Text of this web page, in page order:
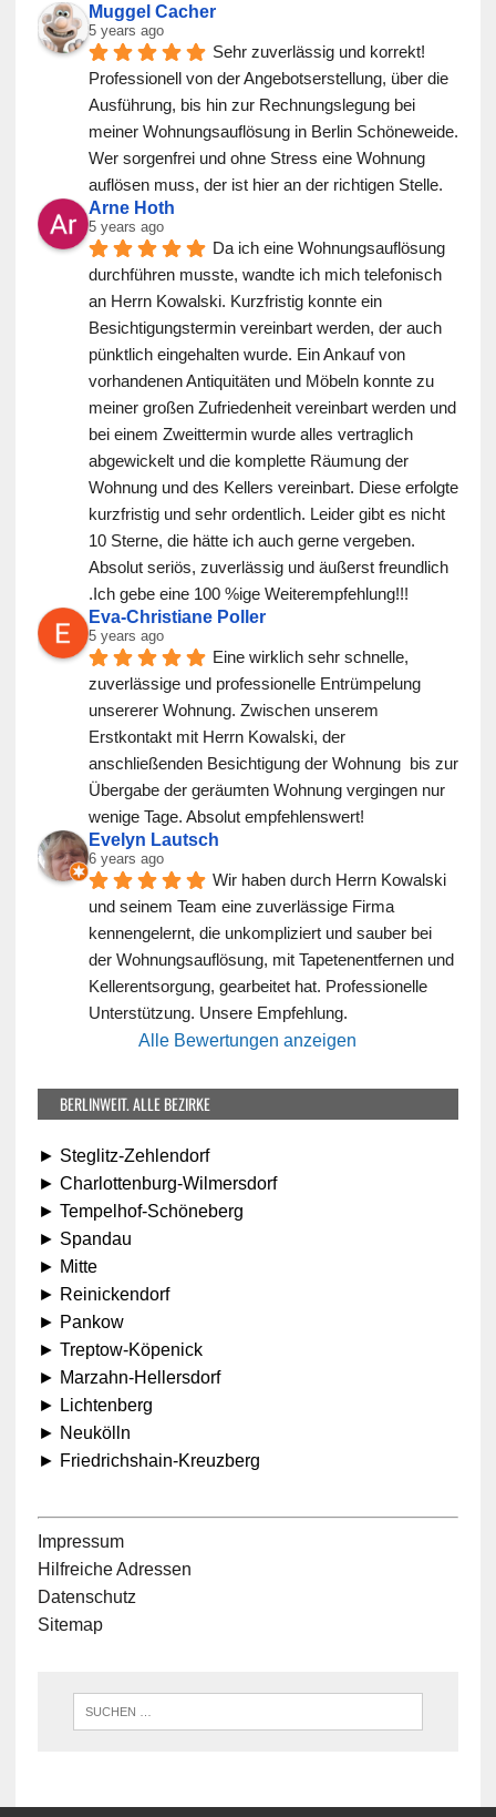
Muggel Cacher
5 years ago
Sehr zuverlässig und korrekt!
Professionell von der Angebotserstellung, über die
Ausführung, bis hin zur Rechnungslegung bei
meiner Wohnungsauflösung in Berlin Schöneweide.
Wer sorgenfrei und ohne Stress eine Wohnung
auflösen muss, der ist hier an der richtigen Stelle.
Arne Hoth
5 years ago
Da ich eine Wohnungsauflösung
durchführen musste, wandte ich mich telefonisch
an Herrn Kowalski. Kurzfristig konnte ein
Besichtigungstermin vereinbart werden, der auch
pünktlich eingehalten wurde. Ein Ankauf von
vorhandenen Antiquitäten und Möbeln konnte zu
meiner großen Zufriedenheit vereinbart werden und
bei einem Zweittermin wurde alles vertraglich
abgewickelt und die komplette Räumung der
Wohnung und des Kellers vereinbart. Diese erfolgte
kurzfristig und sehr ordentlich. Leider gibt es nicht
10 Sterne, die hätte ich auch gerne vergeben.
Absolut seriös, zuverlässig und äußerst freundlich
.Ich gebe eine 100 %ige Weiterempfehlung!!!
Eva-Christiane Poller
5 years ago
Eine wirklich sehr schnelle,
zuverlässige und professionelle Entrümpelung
unsererer Wohnung. Zwischen unserem
Erstkontakt mit Herrn Kowalski, der
anschließenden Besichtigung der Wohnung  bis zur
Übergabe der geräumten Wohnung vergingen nur
wenige Tage. Absolut empfehlenswert!
Evelyn Lautsch
6 years ago
Wir haben durch Herrn Kowalski
und seinem Team eine zuverlässige Firma
kennengelernt, die unkompliziert und sauber bei
der Wohnungsauflösung, mit Tapetenentfernen und
Kellerentsorgung, gearbeitet hat. Professionelle
Unterstützung. Unsere Empfehlung.
Alle Bewertungen anzeigen
BERLINWEIT. ALLE BEZIRKE
► Steglitz-Zehlendorf
► Charlottenburg-Wilmersdorf
► Tempelhof-Schöneberg
► Spandau
► Mitte
► Reinickendorf
► Pankow
► Treptow-Köpenick
► Marzahn-Hellersdorf
► Lichtenberg
► Neukölln
► Friedrichshain-Kreuzberg
Impressum
Hilfreiche Adressen
Datenschutz
Sitemap